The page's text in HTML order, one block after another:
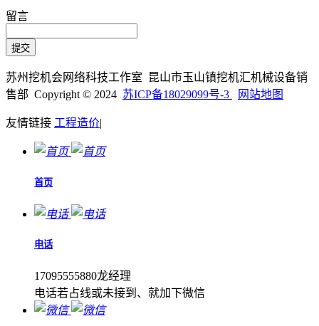
留言
苏州挖机会网络科技工作室 昆山市玉山镇挖机汇机械设备销
售部 Copyright © 2024 苏ICP备18029099号-3 网站地图
友情链接 工程造价|
首页
电话
17095555880龙经理
电话若占线或未接到、就加下微信